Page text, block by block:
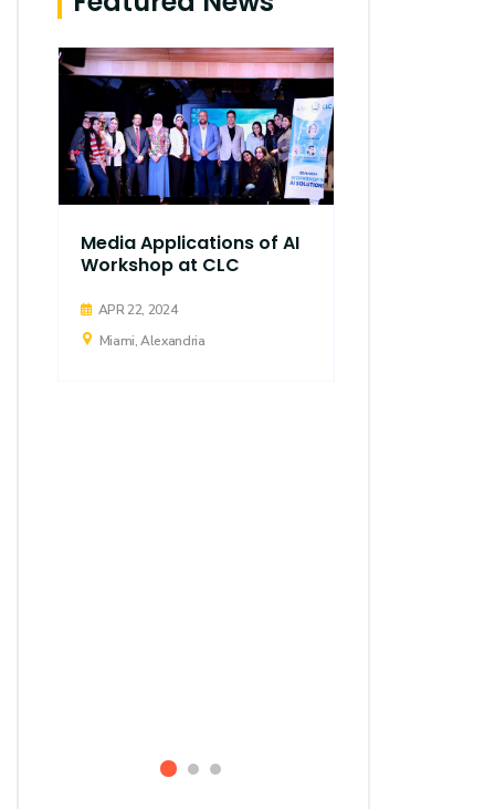
Media Applications of AI
Workshop at CLC
APR 22, 2024
Miami, Alexandria